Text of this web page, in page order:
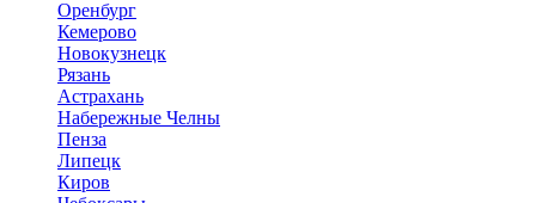
Оренбург
Кемерово
Новокузнецк
Рязань
Астрахань
Набережные Челны
Пенза
Липецк
Киров